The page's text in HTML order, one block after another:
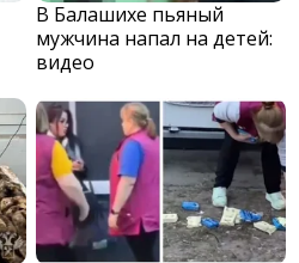
В Балашихе пьяный
мужчина напал на детей:
видео